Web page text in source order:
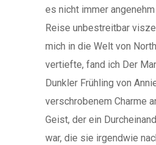
es nicht immer
Reise unbestreitbar
mich in die Welt von
vertiefte, fand ich Der
Dunkler Frühling von
verschrobenem Charme
Geist, der ein
war, die sie irgendwie